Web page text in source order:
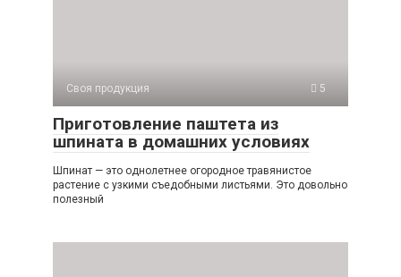
Своя продукция 5
Приготовление паштета из
шпината в домашних условиях
Шпинат — это однолетнее огородное травянистое
растение с узкими съедобными листьями. Это довольно
полезный